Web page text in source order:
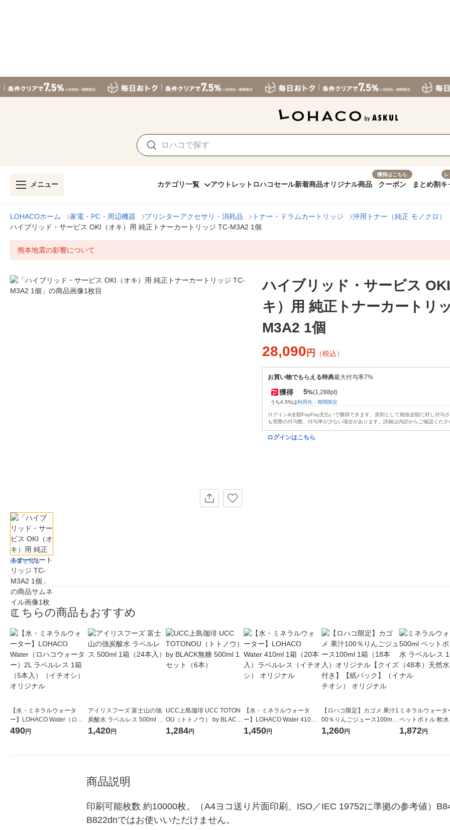
メニュー カテゴリ一覧 アウトレット ロハコセール新着商品オリジナル商品
獲得はこちら
クーポン まとめ割キ
LOHACOホーム 家電・PC・周辺機器 プリンターアクセサリ・消耗品 トナー・ドラムカートリッジ
沖用トナー（純正 モノクロ）
ハイブリッド・サービス OKI（オキ）用 純正トナーカートリッジ TC-M3A2 1個
熊本地震の影響について
画像を見る
ハイブリッド・サービス
キ）用 純正トナーカートリ
M3A2 1個
28,090 円 （税込）
お買い物でもらえる特典最大付与率7%
獲得 5%(1,288pt)
うち4.5%は利用先・期間限定
ログイン&全額PayPay支払いで獲得できます。原則として税抜金額に対し付与
も実際の付与数、付与率が少ない場合があります。詳細は内訳からご確認くださ
ログインはこちら
こちらの商品もおすすめ
【水・ミネラルウォータ
ー】LOHACO Water（ロハ
コウォーター）2L ラベルレ
490円
アイリスフーズ 富士山の強
炭酸水 ラベルレス 500ml 1
箱（24本入）
1,420円
UCC上島珈琲 UCC TOTON
OU（トトノウ） by BLACK
無糖 500ml 1セット（6本）
1,284円
【水・ミネラルウォータ
ー】LOHACO Water 410ml
1箱（20本入）ラベルレス
1,450円
【ロハコ限定】カゴメ 果汁1
00％りんごジュース100ml 1
箱（18本入）オリジナル
1,260円
ミネラルウォータ
ペットボトル 軟
ス 1セット（48本
1,872円
商品説明
印刷可能枚数 約10000枚。（A4ヨコ送り片面印刷、ISO／IEC 19752に準拠の参考値）
B822dnではお使いいただけません。